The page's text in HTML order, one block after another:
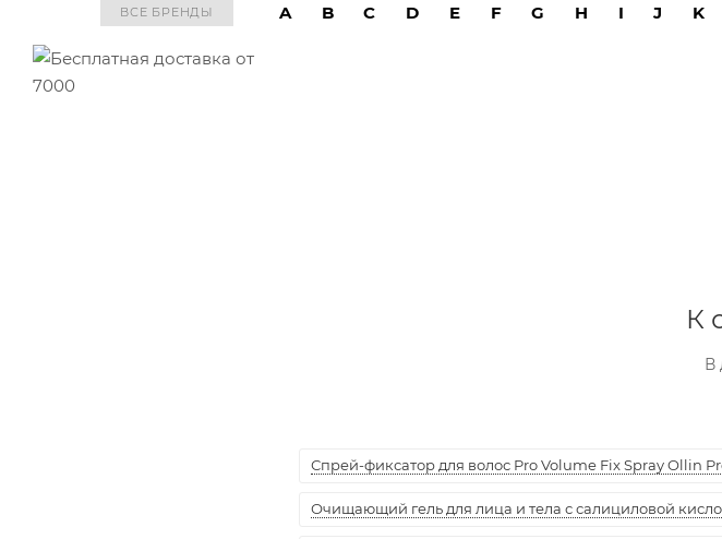
ВСЕ БРЕНДЫ A B C D E F G H I J K
К
В
Спрей-фиксатор для волос Pro Volume Fix Spray Ollin
Очищающий гель для лица и тела с салициловой